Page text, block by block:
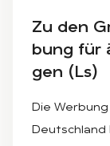
Zu den
bung für
gen (Ls)
Die